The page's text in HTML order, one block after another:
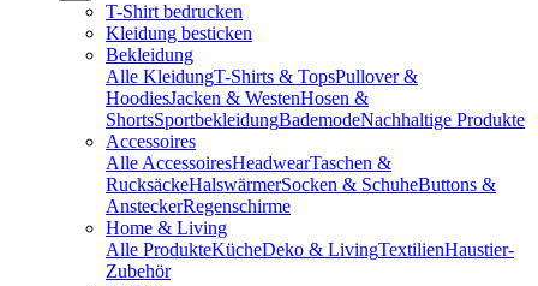
T-Shirt bedrucken
Kleidung besticken
Bekleidung
Alle KleidungT-Shirts & TopsPullover &
HoodiesJacken & WestenHosen &
ShortsSportbekleidungBademodeNachhaltige Produkte
Accessoires
Alle AccessoiresHeadwearTaschen &
RucksäckeHalswärmerSocken & SchuheButtons &
AnsteckerRegenschirme
Home & Living
Alle ProdukteKücheDeko & LivingTextilienHaustier-
Zubehör